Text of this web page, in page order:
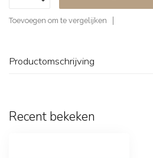
Toevoegen om te vergelijken
Productomschrijving
Recent bekeken